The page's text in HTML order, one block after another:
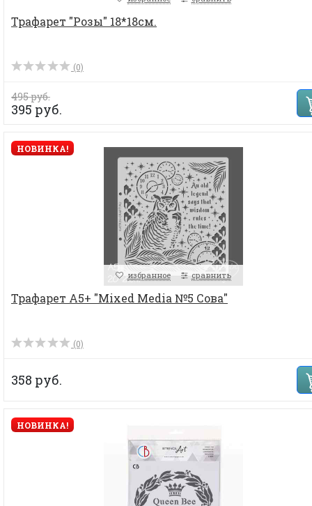
Трафарет "Розы" 18*18см.
(0)
495 руб.
395 руб.
НОВИНКА!
избранное сравнить
Трафарет А5+ "Mixed Media №5 Сова"
(0)
358 руб.
НОВИНКА!